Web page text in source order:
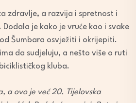
zdravlje, a razvija i spretnost i
Dodala je kako je vruće kao i svake
Šumbara osvježiti i okrijepiti.
da sudjeluju, a nešto više o ruti
kluba.
a ovo je već 20. Tijelovska